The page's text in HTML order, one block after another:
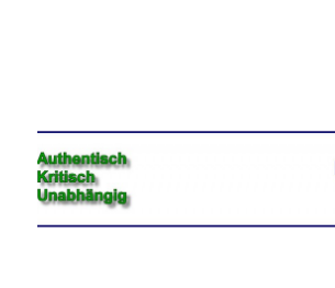
Jeder hat das Recht,
Meinung in Wort,
frei zu äußern und zu